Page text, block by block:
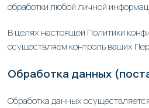
обработки любой личной
В целях настоящей Политики
осуществляем контроль ваших
Обработка данных
Обработка данных